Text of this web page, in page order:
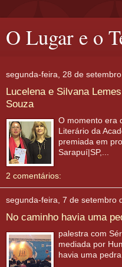
O Lugar e o
segunda-feira, 28 de
Lucelena e Silvana
Souza
O momento era
Literário da
premiada em
Sarapuí|SP,...
2 comentários:
segunda-feira, 7 de setembro
No caminho havia uma
palestra com
mediada por
havia uma